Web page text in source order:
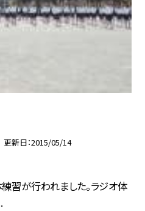
更新日 2015/05/14
習が行われました。ラジオ体